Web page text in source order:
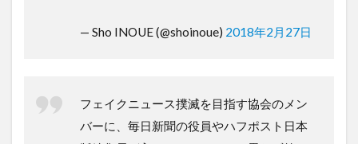
— Sho INOUE (@shoinoue) 2018年2月27日
フェイクニュース撲滅を目指す協会のメン
バーに、毎日新聞の役員やハフポスト日本